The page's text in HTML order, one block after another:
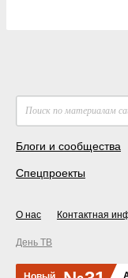
Блоги и сообщества
Спецпроекты
О нас Контактная
День ТВ